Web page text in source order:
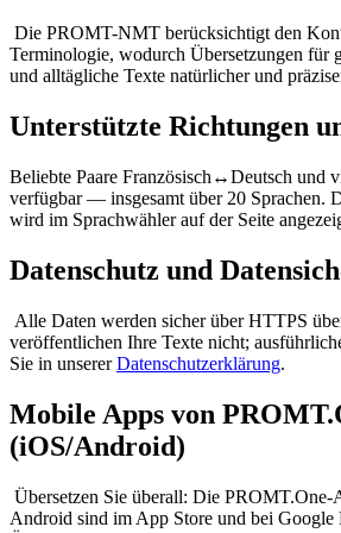
Die PROMT-NMT berücksichtigt den
Terminologie, wodurch Übersetzungen für
und alltägliche Texte natürlicher und
Unterstützte Richtungen
Beliebte Paare Französisch↔Deutsch und
verfügbar — insgesamt über 20 Sprachen.
wird im Sprachwähler auf der Seite
Datenschutz und
Alle Daten werden sicher über HTTPS
veröffentlichen Ihre Texte nicht;
Sie in unsererDatenschutzerklärung.
Mobile Apps von
(iOS/Android)
Übersetzen Sie überall: Die PROMT.One-
Android sind im App Store und bei Google